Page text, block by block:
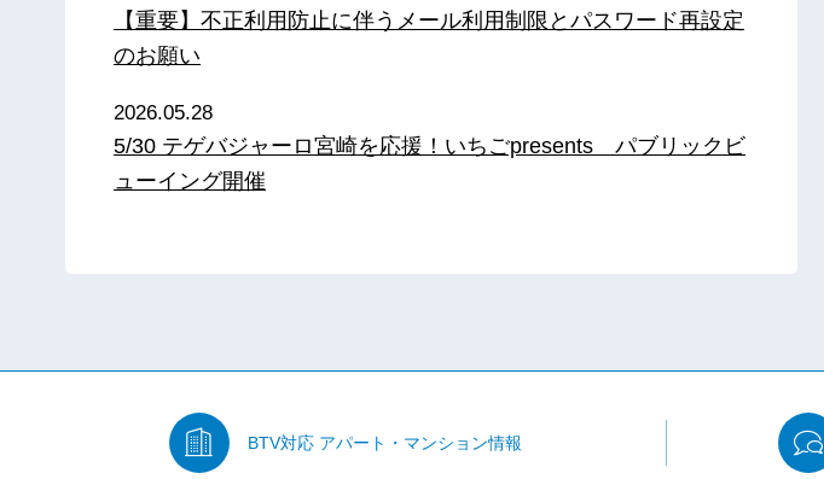
【重要】不正利用防止に伴うメール利用制限とパスワード再設定
のお願い
2026.05.28
5/30 テゲバジャーロ宮崎を応援！いちごpresents パブリックビ
ューイング開催
BTV対応 アパート・マンション情報